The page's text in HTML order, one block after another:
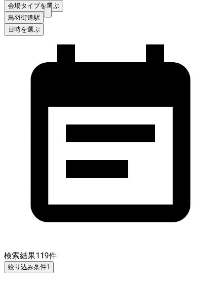
会場タイプを選ぶ
鳥羽街道駅
日時を選ぶ
検索結果119件
絞り込み条件1